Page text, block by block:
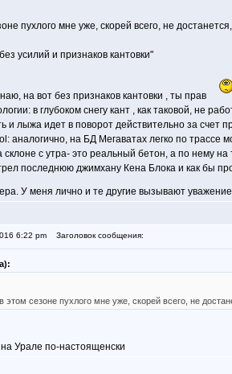
пухлого мне уже, скорей всего, не
усилий и признаков кантовки"
на вот без признаков кантовки , ты прав
в глубоком снегу кант , как таковой, не
и лыжа идет в поворот действительно за счет
аналогично, на БД Мегаватах легко по трассе
склоне с утра- это реальный бетон, а по нему на
последнюю джимхану Кена Блока и как бы
У меня лично и те другие вызывают уважение
6:22 pm Заголовок сообщения:
этом сезоне пухлого мне уже, скорей всего, не
Урале по-настоященски